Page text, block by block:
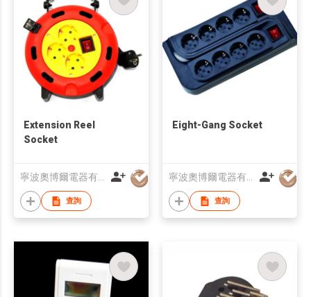
Extension Reel
Socket
寧波奧博爾電器有限公司
查詢
Eight-Gang Socket
寧波奧博爾電器有限公司
查詢